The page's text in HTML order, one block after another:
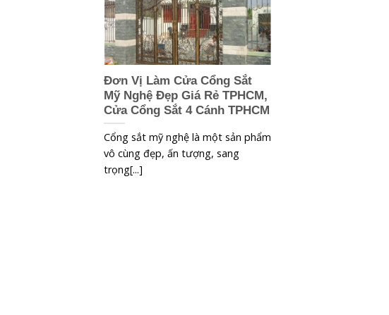
Đơn Vị Làm Cửa Cổng Sắt
Mỹ Nghệ Đẹp Giá Rẻ TPHCM,
Cửa Cổng Sắt 4 Cánh TPHCM
Cổng sắt mỹ nghệ là một sản phẩm
vô cùng đẹp, ấn tượng, sang
trọng[...]